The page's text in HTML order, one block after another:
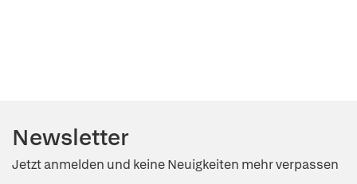
Newsletter
Jetzt anmelden und keine Neuigkeiten mehr verpassen